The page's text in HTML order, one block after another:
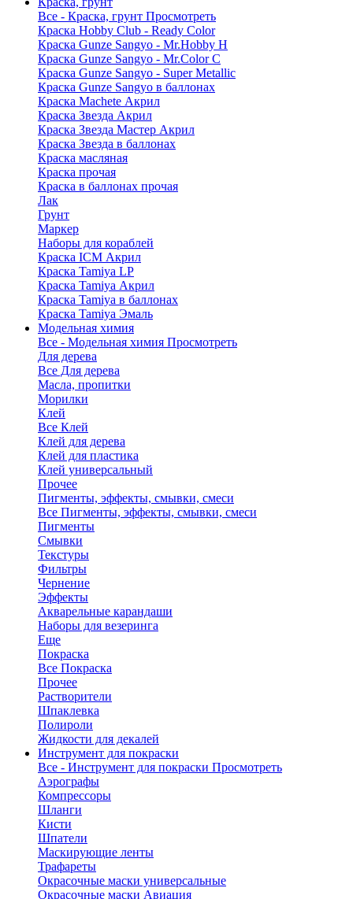
Все - Краска, грунт Просмотреть
Краска Hobby Club - Ready Color
Краска Gunze Sangyo - Mr.Hobby H
Краска Gunze Sangyo - Mr.Color C
Краска Gunze Sangyo - Super Metallic
Краска Gunze Sangyo в баллонах
Краска Machete Акрил
Краска Звезда Акрил
Краска Звезда Мастер Акрил
Краска Звезда в баллонах
Краска масляная
Краска прочая
Краска в баллонах прочая
Лак
Грунт
Маркер
Наборы для кораблей
Краска ICM Акрил
Краска Tamiya LP
Краска Tamiya Акрил
Краска Tamiya в баллонах
Краска Tamiya Эмаль
Модельная химия
Все - Модельная химия Просмотреть
Для дерева
Все Для дерева
Масла, пропитки
Морилки
Клей
Все Клей
Клей для дерева
Клей для пластика
Клей универсальный
Прочее
Пигменты, эффекты, смывки, смеси
Все Пигменты, эффекты, смывки, смеси
Пигменты
Смывки
Текстуры
Фильтры
Чернение
Эффекты
Акварельные карандаши
Наборы для везеринга
Еще
Покраска
Все Покраска
Прочее
Растворители
Шпаклевка
Полироли
Жидкости для декалей
Инструмент для покраски
Все - Инструмент для покраски Просмотреть
Аэрографы
Компрессоры
Шланги
Кисти
Шпатели
Маскирующие ленты
Трафареты
Окрасочные маски универсальные
Окрасочные маски Авиация